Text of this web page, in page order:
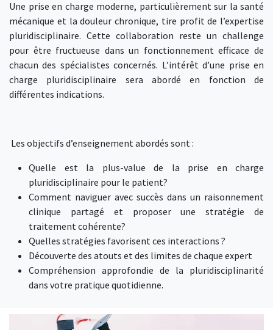
Une prise en charge moderne, particulièrement sur la santé
mécanique et la douleur chronique, tire profit de l’expertise
pluridisciplinaire. Cette collaboration reste un challenge
pour être fructueuse dans un fonctionnement efficace de
chacun des spécialistes concernés. L’intérêt d’une prise en
charge pluridisciplinaire sera abordé en fonction de
différentes indications.
Les objectifs d’enseignement abordés sont :
Quelle est la plus-value de la prise en charge
pluridisciplinaire pour le patient?
Comment naviguer avec succès dans un raisonnement
clinique partagé et proposer une stratégie de
traitement cohérente?
Quelles stratégies favorisent ces interactions ?
Découverte des atouts et des limites de chaque expert
Compréhension approfondie de la pluridisciplinarité
dans votre pratique quotidienne.